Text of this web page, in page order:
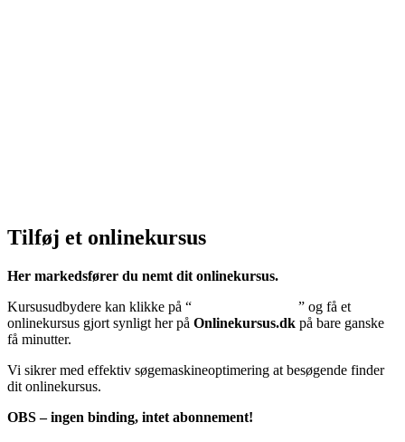
Tilføj et onlinekursus
Her markedsfører du nemt dit onlinekursus.
Kursusudbydere kan klikke på “
” og få et
onlinekursus gjort synligt her på Onlinekursus.dk på bare ganske
få minutter.
Vi sikrer med effektiv søgemaskineoptimering at besøgende finder
dit onlinekursus.
OBS – ingen binding, intet abonnement!